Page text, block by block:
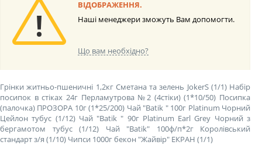
ВІДОБРАЖЕННЯ.
Наші менеджери зможуть Вам допомогти.
Що вам необхідно?
Грінки житньо-пшеничні 1,2кг Сметана та зелень JokerS (1/1) Набір
посипок в стіках 24г Перламутрова №2 (4стіки) (1*10/50) Посипка
(палочка) ПРОЗОРА 10г (1*25/200) Чай "Batik " 100г Platinum Чорний
Цейлон тубус (1/12) Чай "Batik " 90г Platinum Earl Grey Чорний з
бергамотом тубус (1/12)
Чай "Batik" 100ф/п*2г Королівський
стандарт з/я (1/10) Чипси 1000г бекон "Жайвір" ЕКРАН (1/1)